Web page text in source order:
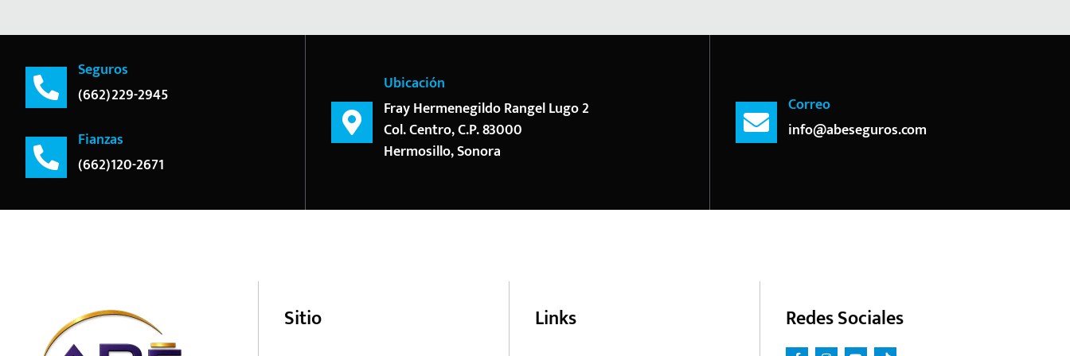
Seguros
(662)229-2945
Fianzas
(662)120-2671
Ubicación
Fray Hermenegildo Rangel Lugo 2
Col. Centro, C.P. 83000
Hermosillo, Sonora
Correo
info@abeseguros.com
Sitio Links Redes Sociales